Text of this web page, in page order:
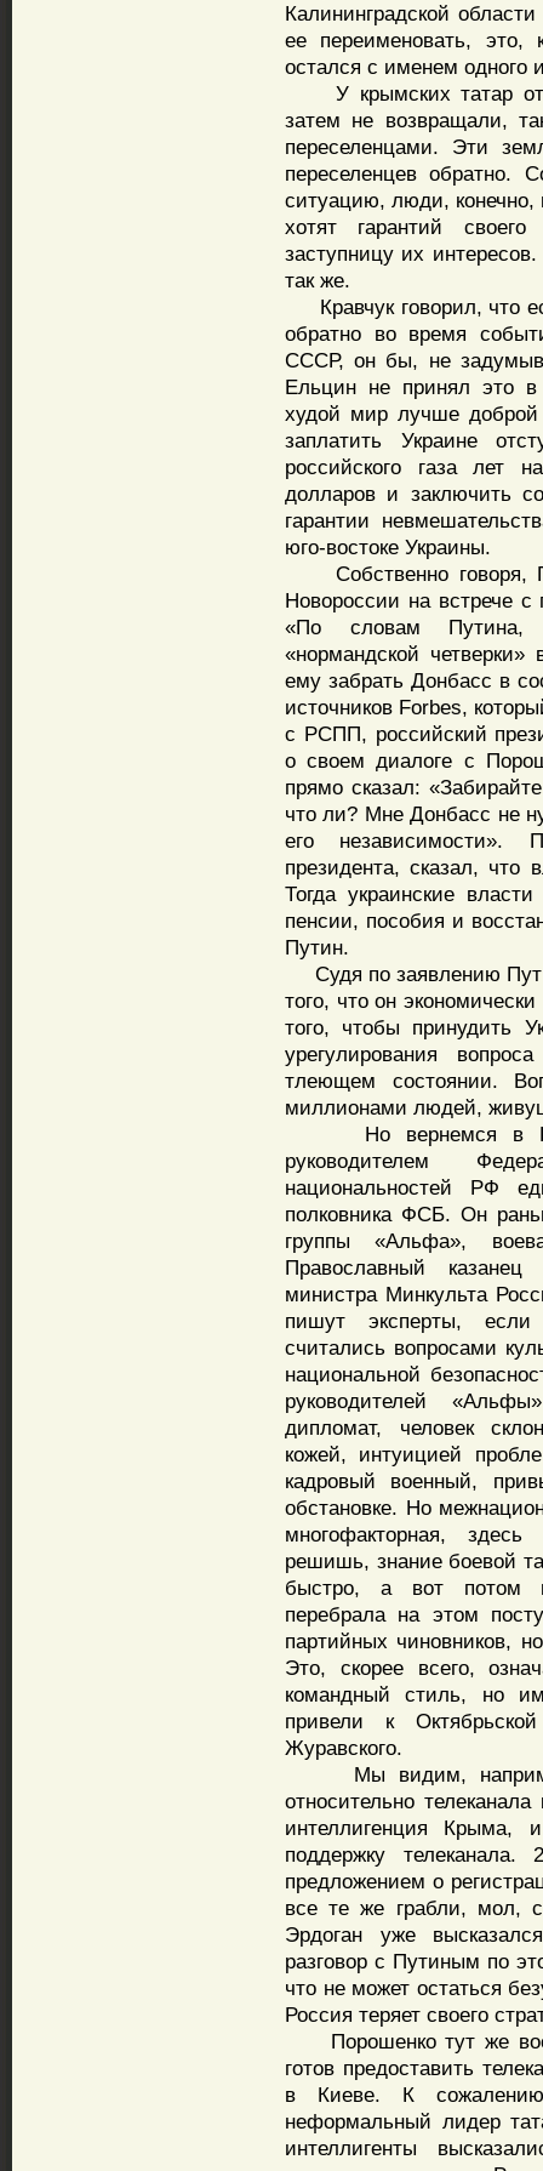
Калининградской
ее переименовать, это,
остался с именем
У крымских татар
затем не возвращали,
переселенцами. Эти
переселенцев обратно.
ситуацию, люди, конечно,
хотят гарантий
заступницу их
так же.
Кравчук говорил, что
обратно во время
СССР, он бы, не
Ельцин не принял это в
худой мир лучше
заплатить Украине
российского газа лет
долларов и заключить
гарантии
юго-востоке Украины.
Собственно говоря,
Новороссии на встрече
«По словам Путина,
«нормандской
ему забрать Донбасс в
источников Forbes,
с РСПП, российский
о своем диалоге с
прямо сказал:
что ли? Мне Донбасс не
его независимости».
президента, сказал, что
Тогда украинские
пенсии, пособия и
Путин.
Судя по заявлению
того, что он
того, чтобы принудить
урегулирования
тлеющем состоянии.
миллионами людей,
Но вернемся в
руководителем
национальностей РФ
полковника ФСБ. Он
группы «Альфа»,
Православный
министра Минкульта
пишут эксперты, если
считались вопросами
национальной
руководителей
дипломат, человек
кожей, интуицией
кадровый военный,
обстановке. Но
многофакторная,
решишь, знание боевой
быстро, а вот потом
перебрала на этом
партийных чиновников,
Это, скорее всего,
командный стиль, но
привели к
Журавского.
Мы видим,
относительно
интеллигенция Крыма,
поддержку
предложением о
все те же грабли, мол,
Эрдоган уже
разговор с Путиным по
что не может остаться
Россия теряет своего
Порошенко тут же
готов предоставить
в Киеве. К
неформальный лидер
интеллигенты